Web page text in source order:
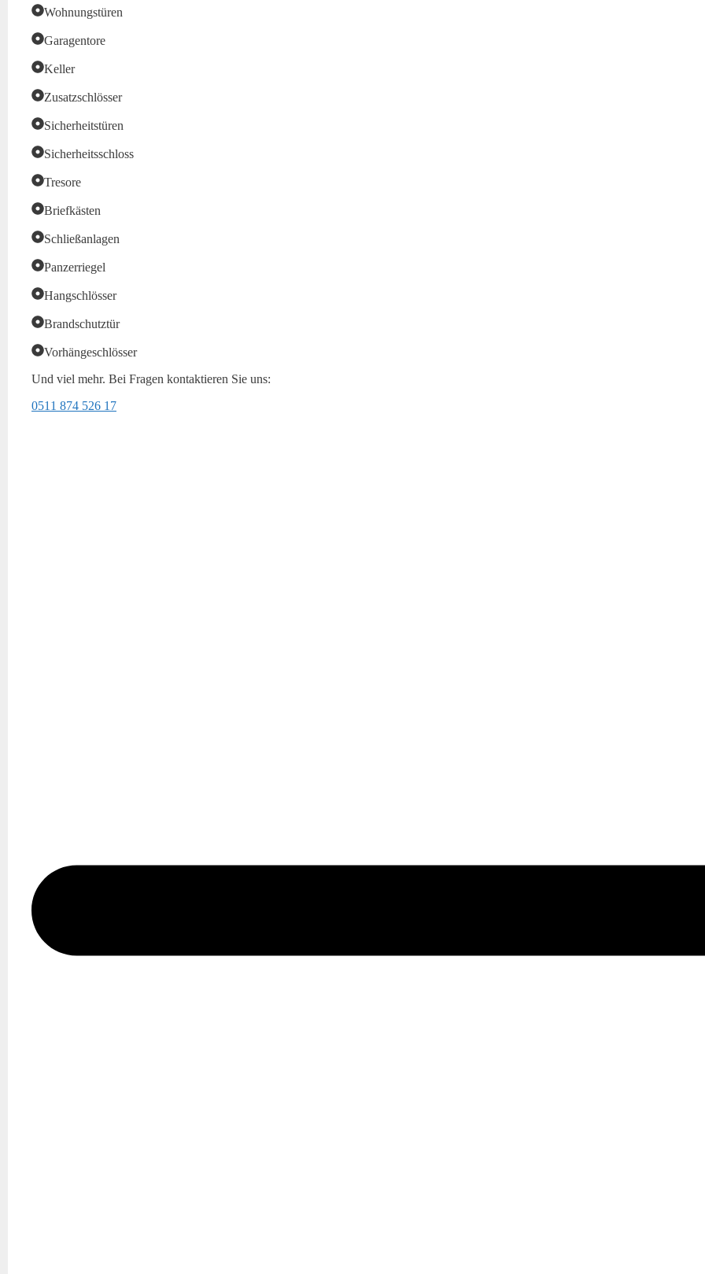
Wohnungstüren
Garagentore
Keller
Zusatzschlösser
Sicherheitstüren
Sicherheitsschloss
Tresore
Briefkästen
Schließanlagen
Panzerriegel
Hangschlösser
Brandschutztür
Vorhängeschlösser
Und viel mehr. Bei Fragen kontaktieren Sie uns:
0511 874 526 17